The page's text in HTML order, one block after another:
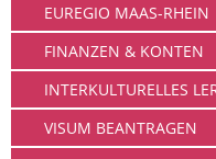
EUREGIO MAAS-RHEIN
FINANZEN & KONTEN
INTERKULTURELLES
VISUM BEANTRAGEN